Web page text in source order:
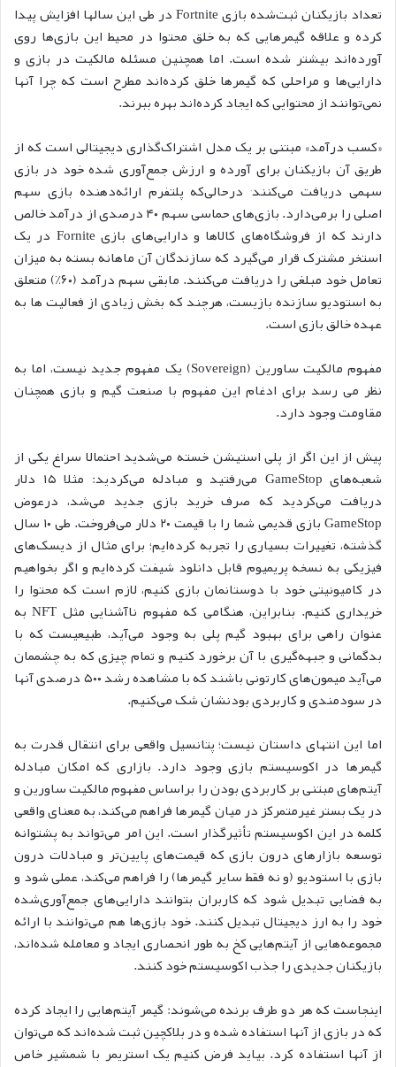
تعداد بازیکنان ثبت‌شده بازی Fortnite در طی این سالها افزایش پیدا
کرده و علاقه گیمرهایی که به خلق محتوا در محیط این بازی‌ها روی
آورده‌اند بیشتر شده است. اما همچنین مسئله مالکیت در بازی و
دارایی‌ها و مراحلی که گیمرها خلق کرده‌اند مطرح است که چرا آنها
نمی‌توانند از محتوایی که ایجاد کرده‌اند بهره ببرند.
«کسب درآمد» مبتنی بر یک مدل اشتراک‌گذاری دیجیتالی است که از
طریق آن بازیکنان برای آورده و ارزش جمع‌آوری شده خود در بازی
سهمی دریافت می‌کنند٬ درحالی‌که پلتفرم ارائه‌دهنده بازی سهم
اصلی را برمی‌دارد. بازی‌های حماسی سهم ۴۰ درصدی از درآمد خالص
دارند که از فروشگاه‌های کالاها و دارایی‌های بازی Fornite در یک
استخر مشترک قرار می‌گیرد که سازندگان آن ماهانه بسته به میزان
تعامل خود مبلغی را دریافت می‌کنند. مابقی سهم درآمد (۶۰٪) متعلق
به استودیو سازنده بازیست، هرچند که بخش زیادی از فعالیت ها به
عهده خالق بازی است.
مفهوم مالکیت ساورین (Sovereign) یک مفهوم جدید نیست، اما به
نظر می رسد برای ادغام این مفهوم با صنعت گیم و بازی همچنان
مقاومت وجود دارد.
پیش از این اگر از پلی استیشن خسته می‌شدید احتمالا سراغ یکی از
شعبه‌های GameStop می‌رفتید و مبادله می‌کردید: مثلا ۱۵ دلار
دریافت می‌کردید که صرف خرید بازی جدید می‌شد، درعوض
GameStop بازی قدیمی شما را با قیمت ۲۰ دلار می‌فروخت. طی ۱۰ سال
گذشته، تغییرات بسیاری را تجربه کرده‌ایم؛ برای مثال از دیسک‌های
فیزیکی به نسخه پریمیوم قابل دانلود شیفت کرده‌ایم و اگر بخواهیم
در کامیونیتی خود با دوستانمان بازی کنیم، لازم است که محتوا را
خریداری کنیم. بنابراین، هنگامی که مفهوم ناآشنایی مثل NFT به
عنوان راهی برای بهبود گیم پلی به وجود می‌آید، طبیعیست که با
بدگمانی و جبهه‌گیری با آن برخورد کنیم و تمام چیزی که به چشممان
می‌آید میمون‌های کارتونی باشند که با مشاهده رشد ۵۰۰ درصدی آنها
در سودمندی و کاربردی بودنشان شک می‌کنیم.
اما این انتهای داستان نیست؛ پتانسیل واقعی برای انتقال قدرت به
گیمرها در اکوسیستم بازی وجود دارد. بازاری که امکان مبادله
آیتم‌های مبتنی بر کاربردی بودن را براساس مفهوم مالکیت ساورین و
در یک بستر غیرمتمرکز در میان گیمرها فراهم می‌کند، به معنای واقعی
کلمه در این اکوسیستم تأثیرگذار است. این امر می‌تواند به پشتوانه
توسعه بازارهای درون بازی که قیمت‌های پایین‌تر و مبادلات درون
بازی با استودیو (و نه فقط سایر گیمرها) را فراهم می‌کند، عملی شود و
به فضایی تبدیل شود که کاربران بتوانند دارایی‌های جمع‌آوری‌شده
خود را به ارز دیجیتال تبدیل کنند. خود بازی‌ها هم می‌توانند با ارائه
مجموعه‌هایی از آیتم‌هایی کخ به طور انحصاری ایجاد و معامله شده‌اند،
بازیکنان جدیدی را جذب اکوسیستم خود کنند.
اینجاست که هر دو طرف برنده می‌شوند: گیمر آیتم‌هایی را ایجاد کرده
که در بازی از آنها استفاده شده و در بلاکچین ثبت شده‌اند که می‌توان
از آنها استفاده کرد. بیاید فرض کنیم یک استریمر با شمشیر خاص